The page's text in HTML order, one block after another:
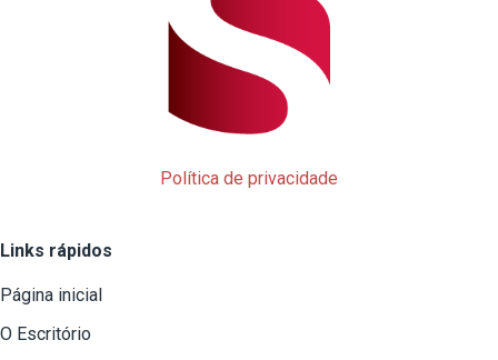
Política de privacidade
Links rápidos
Página inicial
O Escritório